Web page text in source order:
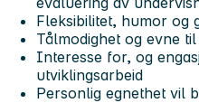
Fleksibilitet, humor og
Tålmodighet og evne
Interesse for, og
utviklingsarbeid
Personlig egnethet vil